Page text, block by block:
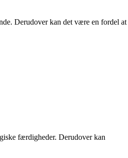
Derudover kan det være en fordel at
færdigheder. Derudover kan